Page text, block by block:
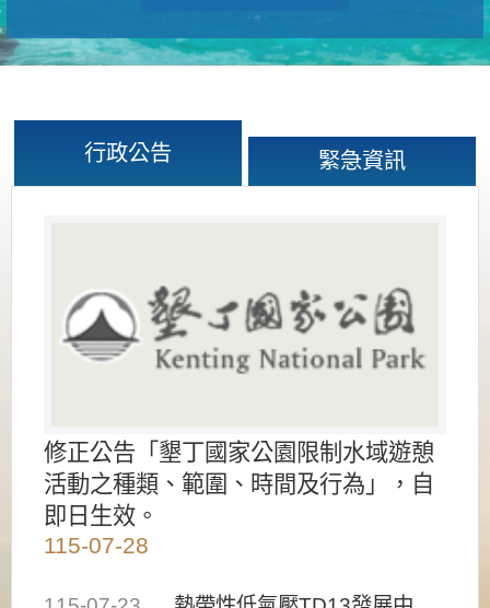
行政公告 緊急資訊
修正公告「墾丁國家公園限制水域遊憩
活動之種類、範圍、時間及行為」，自
即日生效。
115-07-28